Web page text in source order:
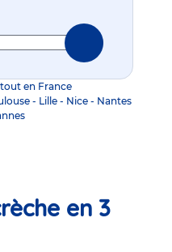
en France
- Lille- Nice- Nantes
en 3